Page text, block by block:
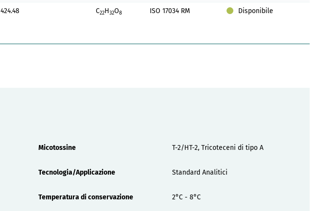
424.48 C22H32O8 ISO 17034 RM Disponibile
Micotossine
T-2/HT-2, Tricoteceni di tipo A
Tecnologia/Applicazione Standard Analitici
Temperatura di conservazione 2°C - 8°C